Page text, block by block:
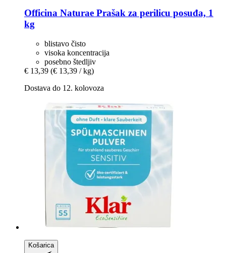
Officina Naturae Prašak za perilicu posuđa, 1
kg
blistavo čisto
visoka koncentracija
posebno štedljiv
€ 13,39 (€ 13,39 / kg)
Dostava do 12. kolovoza
Košarica